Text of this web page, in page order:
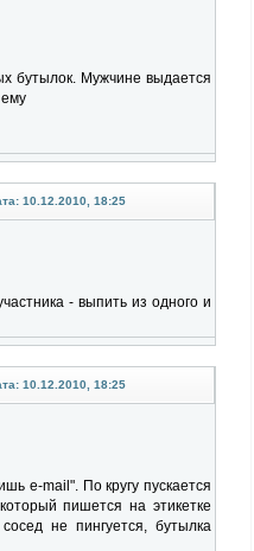
бутылок. Мужчине выдается
10.12.2010, 18:25
- выпить из одного и
10.12.2010, 18:25
e-mail". По кругу пускается
пишется на этикетке
не пингуется, бутылка